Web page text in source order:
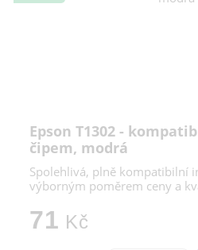
Epson T1302 -
čipem, modrá
Spolehlivá, plně kompatibilní
výborným poměrem ceny a
71 Kč